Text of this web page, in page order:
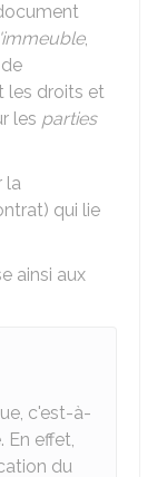
,
les droits et
les parties
la
qui lie
ainsi aux
c'est-à-
En effet,
du